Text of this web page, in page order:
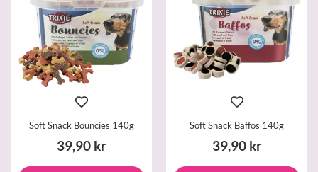
Soft Snack Bouncies 140g
39,90 kr
Soft Snack Baffos 140g
39,90 kr